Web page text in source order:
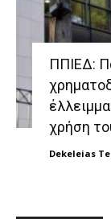
ΠΠΙΕΔ:
χρήση
Dekeleias